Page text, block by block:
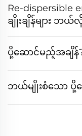
Re-
ချိုးချိန်များ ဘ
ပို့ဆောင်မည့်အချိန်
ဘယ်မျိုးစံသော